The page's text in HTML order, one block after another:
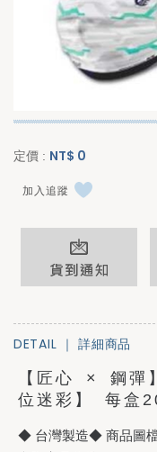
定價 : NT$ 0
加入追蹤
DETAIL ｜詳細商品
【匠心 × 鋼彈
位迷彩】 每盒
◆ 台灣製造◆ 商品圖